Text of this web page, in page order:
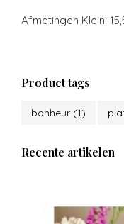
Afmetingen Klein:
Product tags
bonheur (1)
Recente artikelen